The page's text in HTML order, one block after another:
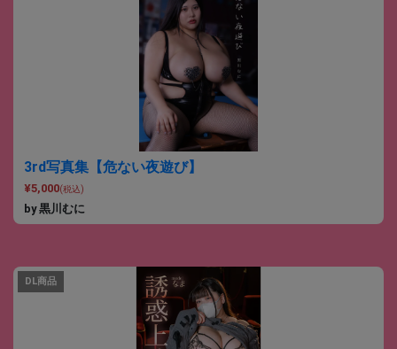
3rd写真集【危ない夜遊び】
¥5,000(税込)
by 黒川むに
DL商品